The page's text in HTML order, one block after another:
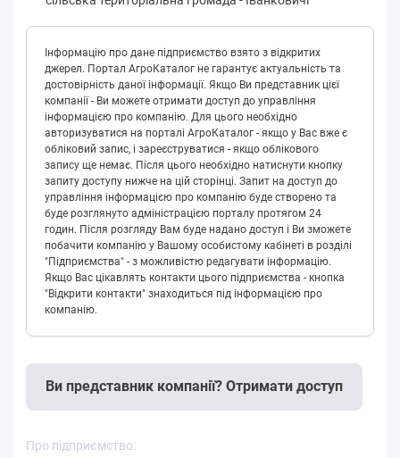
Інформацію про дане підприємство взято з відкритих
джерел. Портал АгроКаталог не гарантує актуальність та
достовірність даної інформації. Якщо Ви представник цієї
компанії - Ви можете отримати доступ до управління
інформацією про компанію. Для цього необхідно
авторизуватися на порталі АгроКаталог - якщо у Вас вже є
обліковий запис, і зареєструватися - якщо облікового
запису ще немає. Після цього необхідно натиснути кнопку
запиту доступу нижче на цій сторінці. Запит на доступ до
управління інформацією про компанію буде створено та
буде розглянуто адміністрацією порталу протягом 24
годин. Після розгляду Вам буде надано доступ і Ви зможете
побачити компанію у Вашому особистому кабінеті в розділі
"Підприємства" - з можливістю редагувати інформацію.
Якщо Вас цікавлять контакти цього підприємства - кнопка
"Відкрити контакти" знаходиться під інформацією про
компанію.
Ви представник компанії? Отримати доступ
Про підприємство: